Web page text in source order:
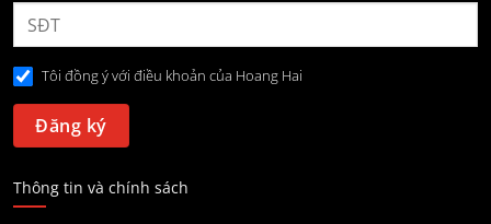
Tôi đồng ý với điều khoản của Hoang Hai
Thông tin và chính sách